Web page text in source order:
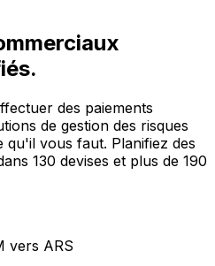
des paiements
de gestion des risques
qu'il vous faut. Planifiez des
130 devises et plus de 190
vers ARS